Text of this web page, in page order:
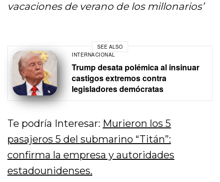
vacaciones de verano de los millonarios’
SEE ALSO
INTERNACIONAL
Trump desata polémica al insinuar
castigos extremos contra
legisladores demócratas
Te podría Interesar: Murieron los 5
pasajeros 5 del submarino “Titán”:
confirma la empresa y autoridades
estadounidenses.